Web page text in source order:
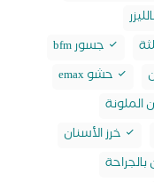
جسور bfm
حشو emax
الملونة
خرز الأسنان